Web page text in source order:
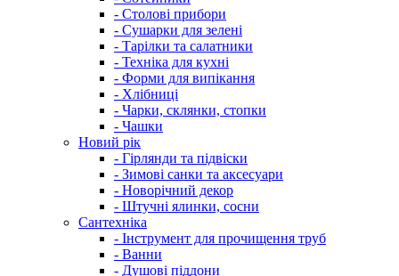
- Столові прибори
- Сушарки для зелені
- Тарілки та салатники
- Техніка для кухні
- Форми для випікання
- Хлібниці
- Чарки, склянки, стопки
- Чашки
Новий рік
- Гірлянди та підвіски
- Зимові санки та аксесуари
- Новорічний декор
- Штучні ялинки, сосни
Сантехніка
- Інструмент для прочищення труб
- Ванни
- Душові піддони